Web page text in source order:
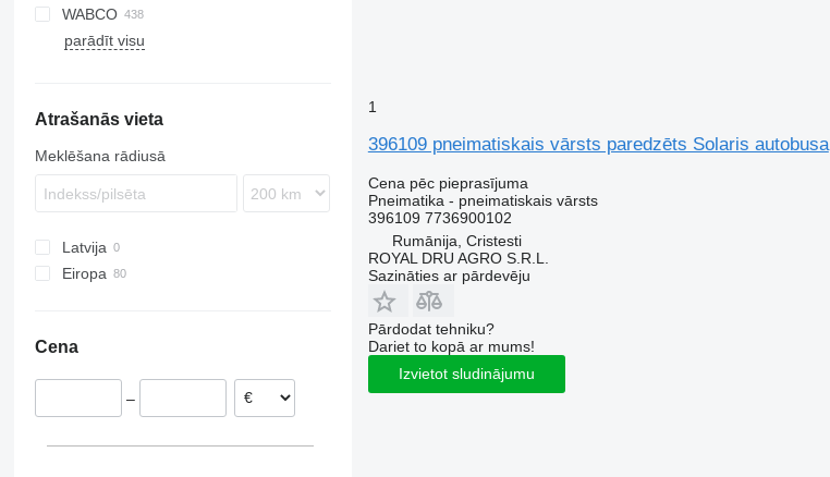
Evadys
Karosa
Recreo
Conecto
Econic
O-series
Tourismo
Travego
Zetros
Skyliner
Starliner
Urbino
7700
8700
G-series
WABCO
parādīt visu
Atrašanās vieta
Meklēšana rādiusā
Latvija
Eiropa
Cena
–
1
396109 pneimatiskais vārsts paredzēts Solaris autobusa
Cena pēc pieprasījuma
Pneimatika - pneimatiskais vārsts
396109 7736900102
Rumānija, Cristesti
ROYAL DRU AGRO S.R.L.
Sazināties ar pārdevēju
Pārdodat tehniku?
Dariet to kopā ar mums!
Izvietot sludinājumu